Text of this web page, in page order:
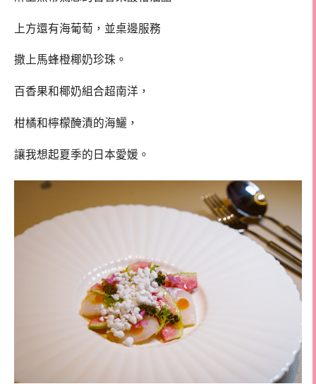
上方還有海葡萄，並桌邊服務
撒上馬蜂橙椰奶珍珠。
百香果和椰奶組合超南洋，
柑橘和檸檬醃漬的海鱺，
讓我想起夏季的日本愛媛。